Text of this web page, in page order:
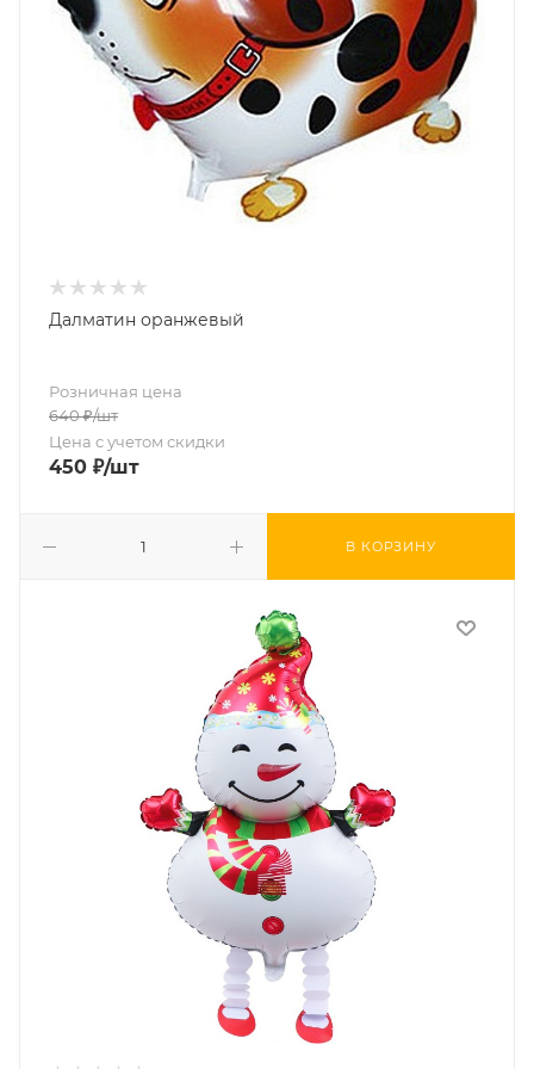
Далматин оранжевый
Розничная цена
640₽/шт
Цена с учетом скидки
450 ₽/шт
В КОРЗИНУ